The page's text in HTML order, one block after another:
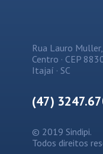
Rua Lauro
Centro · CEP
Itajaí · SC
(47)
© 2019 Sindipi.
Todos direitos